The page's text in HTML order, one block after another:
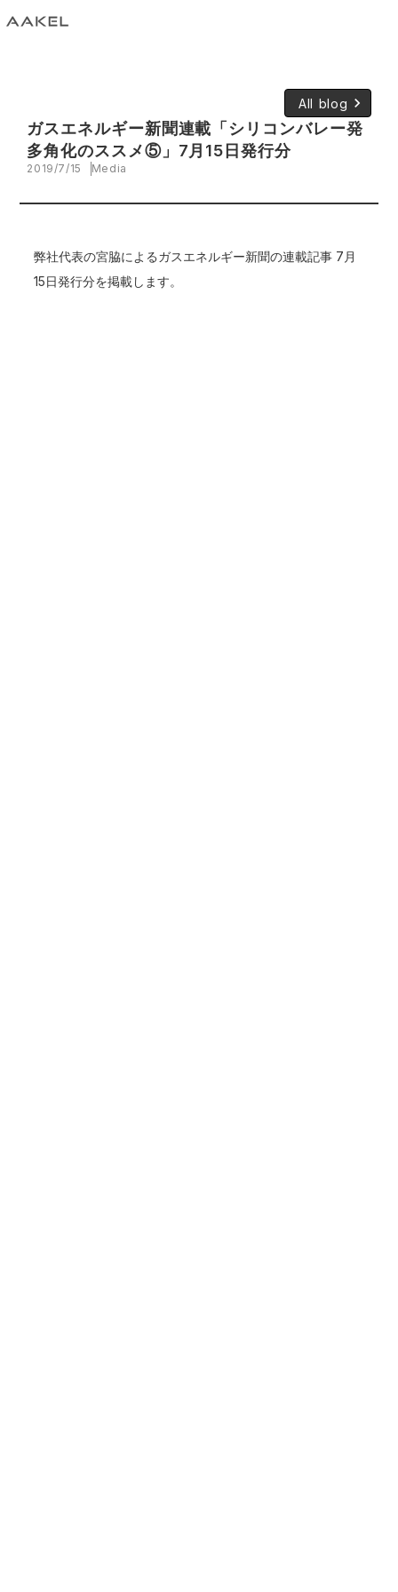
All blog keyboard_arrow_right
ガスエネルギー新聞連載「シリコンバレー発
多角化のススメ⑤」7月15日発行分
2019/7/15 Media
弊社代表の宮脇によるガスエネルギー新聞の連載記事 7月
15日発行分を掲載します。